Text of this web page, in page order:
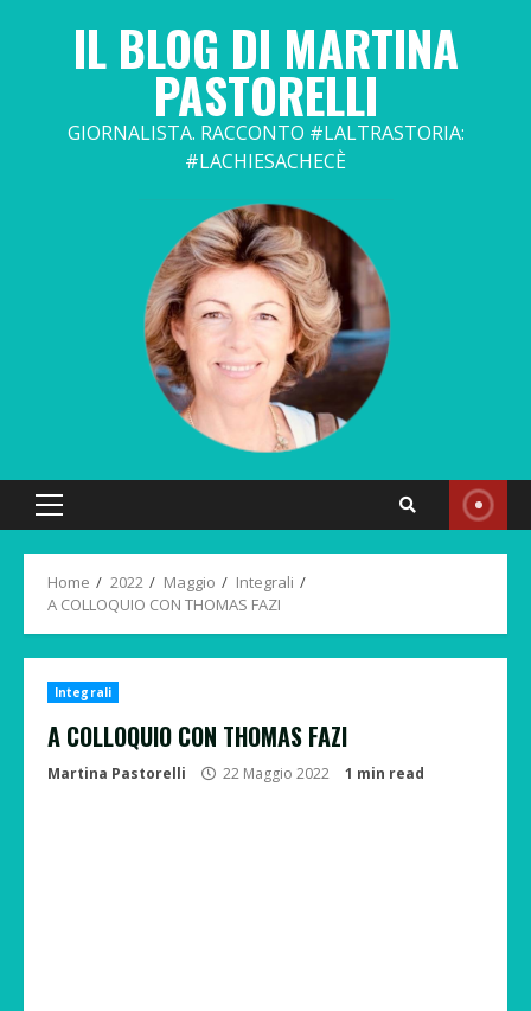
IL BLOG DI MARTINA
PASTORELLI
GIORNALISTA. RACCONTO #LALTRASTORIA:
#LACHIESACHECÈ
Primary
Home 2022 Maggio
Integrali
A COLLOQUIO CON THOMAS FAZI
Integrali
A COLLOQUIO CON THOMAS FAZI
Martina Pastorelli 22 Maggio 2022 1 min read